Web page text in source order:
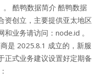
酷鸭数据简介 酷鸭数据
资创立，主要提供亚太地区
业务请访问：node.id 。
是 2025.8.1 成立的，新服
正式业务建议设置好定期备